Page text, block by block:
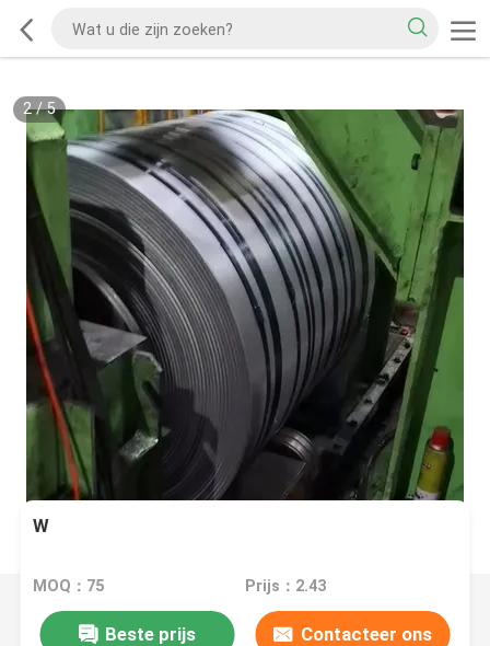
2/5
W
MOQ：75 Prijs：2.43
Beste prijs Contacteer ons